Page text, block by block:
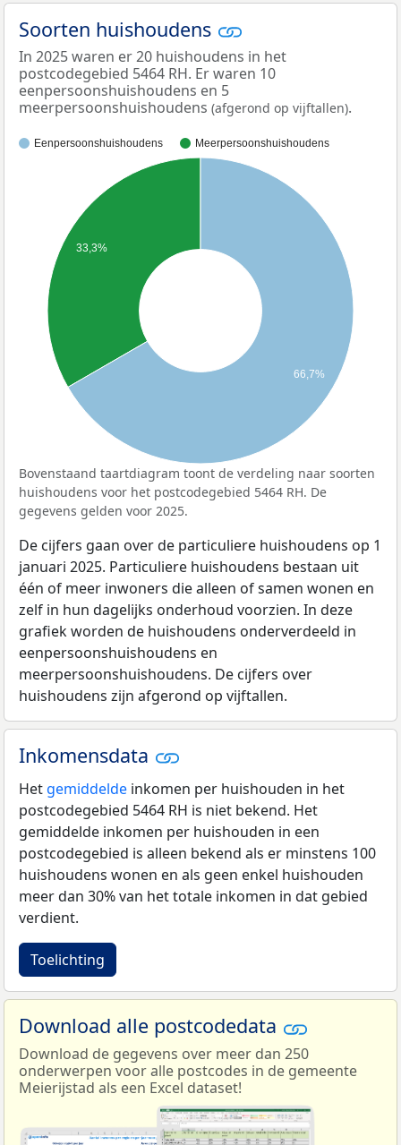
Soorten huishoudens
In 2025 waren er 20 huishoudens in het
postcodegebied 5464 RH. Er waren 10
eenpersoonshuishoudens en 5
meerpersoonshuishoudens (afgerond op vijftallen).
Eenpersoonshuishoudens Meerpersoonshuishoudens
33,3%
66,7%
Bovenstaand taartdiagram toont de verdeling naar soorten
huishoudens voor het postcodegebied 5464 RH. De
gegevens gelden voor 2025.
De cijfers gaan over de particuliere huishoudens op 1
januari 2025. Particuliere huishoudens bestaan uit
één of meer inwoners die alleen of samen wonen en
zelf in hun dagelijks onderhoud voorzien. In deze
grafiek worden de huishoudens onderverdeeld in
eenpersoonshuishoudens en
meerpersoonshuishoudens. De cijfers over
huishoudens zijn afgerond op vijftallen.
Inkomensdata
Het gemiddelde inkomen per huishouden in het
postcodegebied 5464 RH is niet bekend. Het
gemiddelde inkomen per huishouden in een
postcodegebied is alleen bekend als er minstens 100
huishoudens wonen en als geen enkel huishouden
meer dan 30% van het totale inkomen in dat gebied
verdient.
Toelichting
Download alle postcodedata
Download de gegevens over meer dan 250
onderwerpen voor alle postcodes in de gemeente
Meierijstad als een Excel dataset!